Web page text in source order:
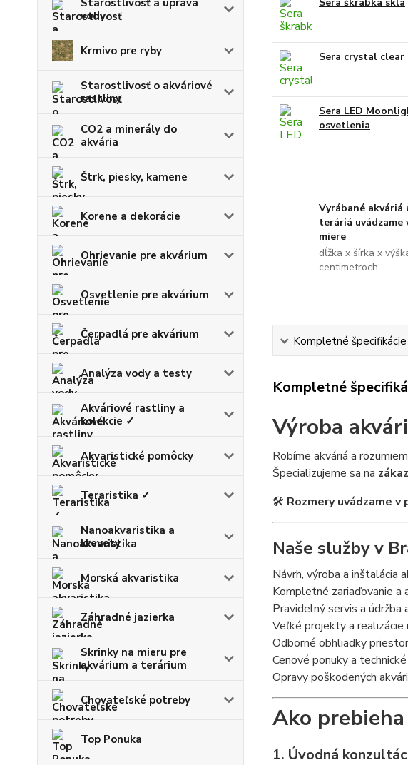
vody
Krmivo pre ryby
Starostlivosť o akváriové
rastliny
CO2 a minerály do
akvária
Štrk, piesky, kamene
Korene a dekorácie
Ohrievanie pre akvárium
Osvetlenie pre akvárium
Čerpadlá pre akvárium
Analýza vody a testy
Akváriové rastliny a
kolekcie ✓
Akvaristické pomôcky
Teraristika ✓
Nanoakvaristika a
krevety
Morská akvaristika
Záhradné jazierka
Skrinky na mieru pre
akvárium a terárium
Chovateľské potreby
Top Ponuka
Sera crystal clear
Sera LED
osvetlenia
Vyrábané akváriá
teráriá uvádzame
miere
dĺžka x šírka x
centimetroch.
Kompletné špecifikácie
Kompletné
Výroba
Robíme akváriá a
Špecializujeme sa na
🛠 Rozmery uvádzame v
Naše služby v
Návrh, výroba a inštalácia
Kompletné zariaďovanie a
Pravidelný servis a údržba
Veľké projekty a realizácie
Odborné obhliadky
Cenové ponuky a
Opravy poškodených
Ako
1. Úvodná